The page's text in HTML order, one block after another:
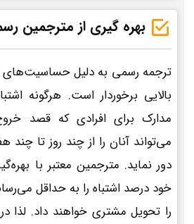
بهره گیری از مترجمین
ترجمه رسمی به دلیل
بالایی برخوردار است. هرگونه
مدارک برای افرادی که قصد
می‌تواند آنان را از چند روز تا چند
دور نماید. مترجمین معتبر با
خود درصد اشتباه را به حداقل
را تحویل مشتری خواهند داد. لذا در